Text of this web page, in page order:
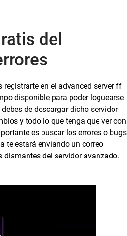
del
en el advanced server ff
disponible para poder loguearse
de descargar dicho servidor
y todo lo que tenga que ver con
es buscar los errores o bugs
te estará enviando un correo
diamantes del servidor avanzado.